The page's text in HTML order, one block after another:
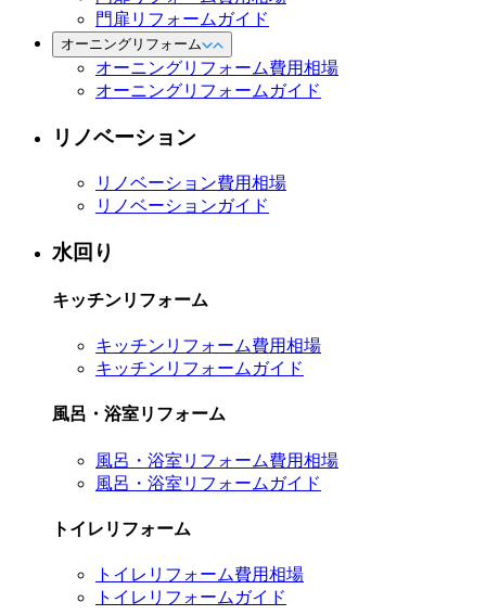
門扉リフォームガイド
オーニングリフォーム
オーニングリフォーム費用相場
オーニングリフォームガイド
リノベーション
リノベーション費用相場
リノベーションガイド
水回り
キッチンリフォーム
キッチンリフォーム費用相場
キッチンリフォームガイド
風呂・浴室リフォーム
風呂・浴室リフォーム費用相場
風呂・浴室リフォームガイド
トイレリフォーム
トイレリフォーム費用相場
トイレリフォームガイド